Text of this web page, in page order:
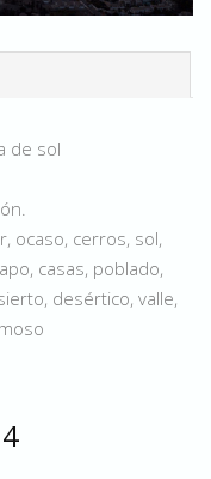
de sol
ocaso, cerros, sol,
casas, poblado,
desértico, valle,